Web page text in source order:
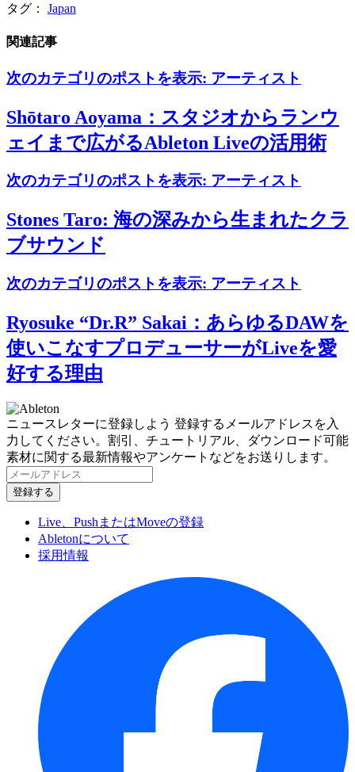
タグ： Japan
関連記事
次のカテゴリのポストを表示: アーティスト
Shōtaro Aoyama：スタジオからランウ
ェイまで広がるAbleton Liveの活用術
次のカテゴリのポストを表示: アーティスト
Stones Taro: 海の深みから生まれたクラ
ブサウンド
次のカテゴリのポストを表示: アーティスト
Ryosuke “Dr.R” Sakai：あらゆるDAWを
使いこなすプロデューサーがLiveを愛
好する理由
ニュースレターに登録しよう 登録するメールアドレスを入
力してください。割引、チュートリアル、ダウンロード可能
素材に関する最新情報やアンケートなどをお送りします。
Live、PushまたはMoveの登録
Abletonについて
採用情報